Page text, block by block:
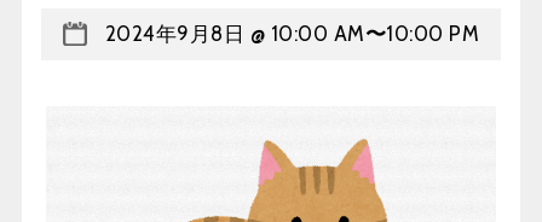
2024年9月8日 @ 10:00 AM〜10:00 PM